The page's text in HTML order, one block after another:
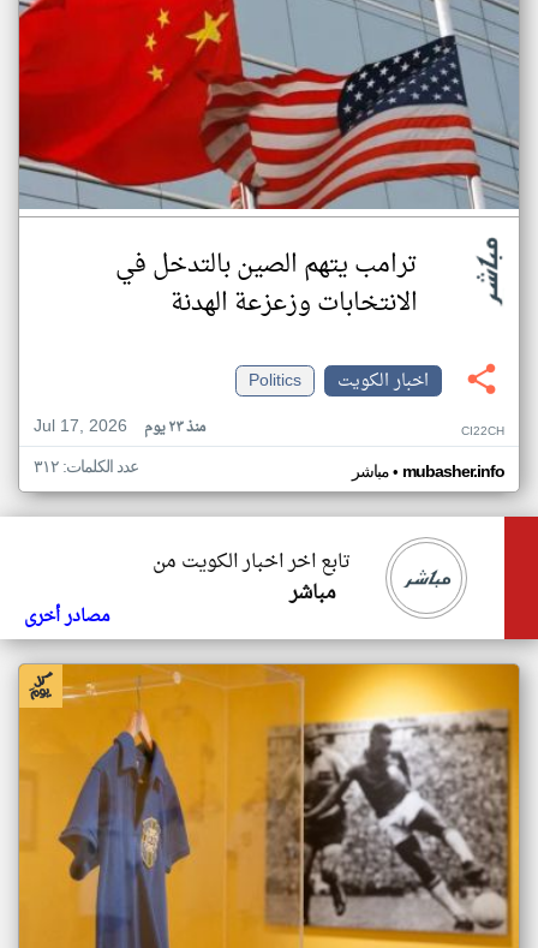
ترامب يتهم الصين بالتدخل في
الانتخابات وزعزعة الهدنة
اخبار الكويت
Politics
Jul 17, 2026
منذ ٢٣ يوم CI22CH
مباشر• mubasher.info عدد الكلمات: ٣١٢
تابع اخر اخبار الكويت من
مباشر
مصادر أخرى